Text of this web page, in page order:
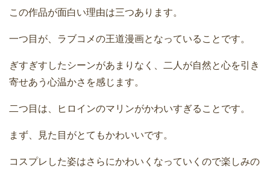
この作品が面白い理由は三つあります。
一つ目が、ラブコメの王道漫画となっていることです。
ぎすぎすしたシーンがあまりなく、二人が自然と心を引き
寄せあう心温かさを感じます。
二つ目は、ヒロインのマリンがかわいすぎることです。
まず、見た目がとてもかわいいです。
コスプレした姿はさらにかわいくなっていくので楽しみの